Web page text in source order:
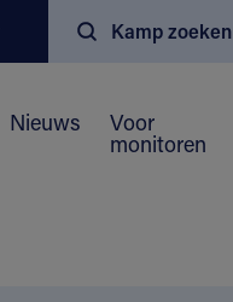
Kamp zoeken
voor Kortingen
Nieuws Voor
monitoren